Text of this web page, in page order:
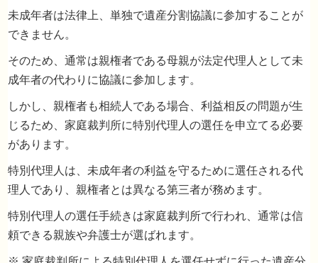
夫が亡くなりました。相続人は妻である私
である私が子供の代理人として遺産分割協
行えばよいのでしょうか？
未成年者は法律上、単独で遺産分割協議に参加することが
できません。
そのため、通常は親権者である母親が法定代理人として未
成年者の代わりに協議に参加します。
しかし、親権者も相続人である場合、利益相反の問題が生
じるため、家庭裁判所に特別代理人の選任を申立てる必要
があります。
特別代理人は、未成年者の利益を守るために選任される代
理人であり、親権者とは異なる第三者が務めます。
特別代理人の選任手続きは家庭裁判所で行われ、通常は信
頼できる親族や弁護士が選ばれます。